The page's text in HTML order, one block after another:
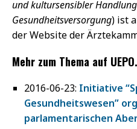
und kultursensibler
Gesundheitsversorgung) ist
der Website der
Mehr zum Thema auf
2016-06-23: Initiative
Gesundheitswesen”
parlamentarischen